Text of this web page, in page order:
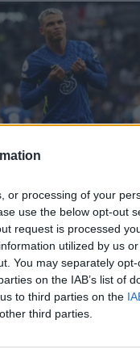
or processing of your
use the below opt-out
request is processed
utilized by us
You may separately
on the IAB’s list of
to third parties on the
third parties.
Silva gati për të
/ 22/12/2021